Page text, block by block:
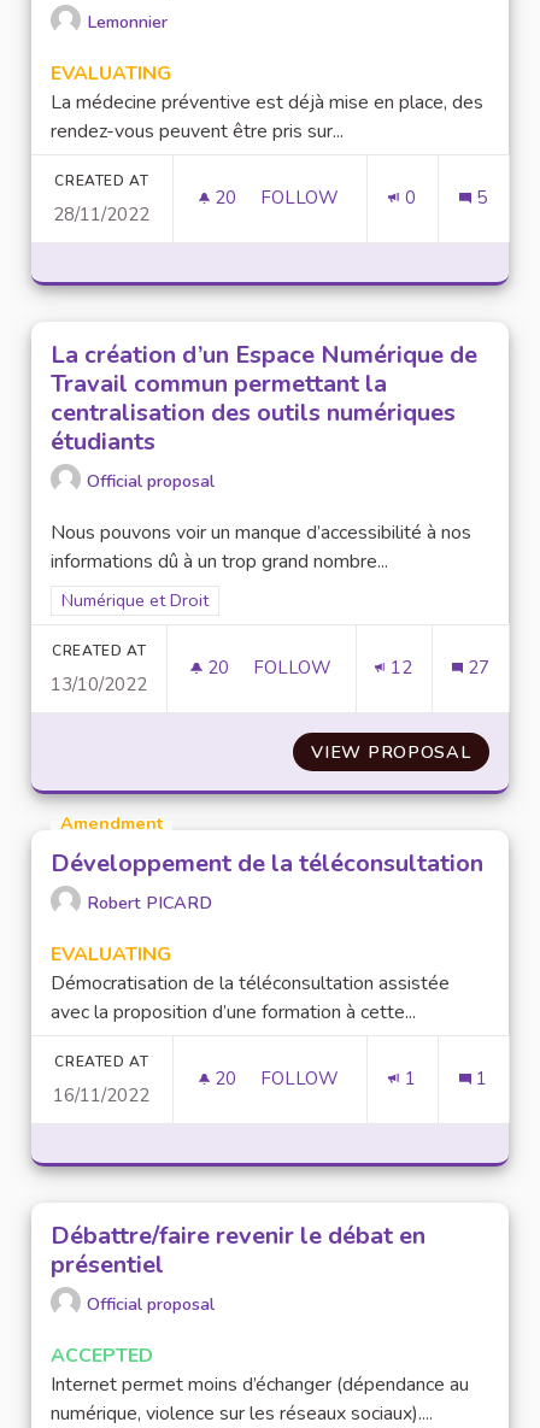
Lemonnier
EVALUATING
La médecine préventive est déjà mise en place, des
rendez-vous peuvent être pris sur...
CREATED AT
28/11/2022
20 20 FOLLOWERS
FOLLOW 0 5
La création d’un Espace Numérique de
Travail commun permettant la
centralisation des outils numériques
étudiants
Official proposal
Nous pouvons voir un manque d’accessibilité à nos
informations dû à un trop grand nombre...
Filter results for scope: Numérique et Droit
Numérique et Droit
CREATED AT
13/10/2022
20 20 FOLLOWERS
FOLLOW 12 27
VIEW PROPOSALLA
Amendment
Développement de la téléconsultation
Robert PICARD
EVALUATING
Démocratisation de la téléconsultation assistée
avec la proposition d’une formation à cette...
CREATED AT
16/11/2022
20 20 FOLLOWERS
FOLLOW 1 1
Débattre/faire revenir le débat en
présentiel
Official proposal
ACCEPTED
Internet permet moins d’échanger (dépendance au
numérique, violence sur les réseaux sociaux)....